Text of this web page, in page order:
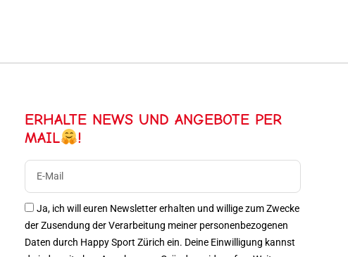
ERHALTE NEWS UND ANGEBOTE PER
MAIL
!
Ja, ich will euren Newsletter erhalten und willige zum Zwecke
der Zusendung der Verarbeitung meiner personenbezogenen
Daten durch Happy Sport Zürich ein. Deine Einwilligung kannst